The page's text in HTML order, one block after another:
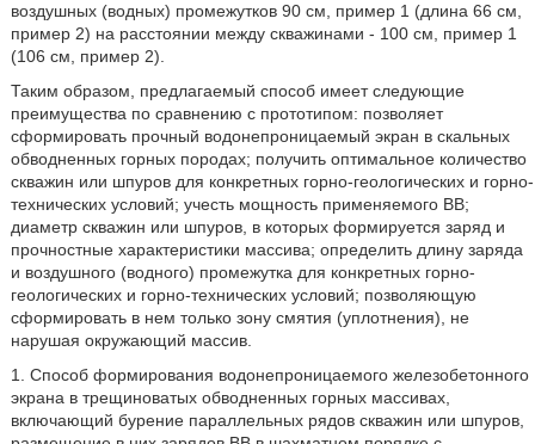
воздушных (водных) промежутков 90 см, пример 1 (длина 66 см,
пример 2) на расстоянии между скважинами - 100 см, пример 1
(106 см, пример 2).
Таким образом, предлагаемый способ имеет следующие
преимущества по сравнению с прототипом: позволяет
сформировать прочный водонепроницаемый экран в скальных
обводненных горных породах; получить оптимальное количество
скважин или шпуров для конкретных горно-геологических и горно-
технических условий; учесть мощность применяемого ВВ;
диаметр скважин или шпуров, в которых формируется заряд и
прочностные характеристики массива; определить длину заряда
и воздушного (водного) промежутка для конкретных горно-
геологических и горно-технических условий; позволяющую
сформировать в нем только зону смятия (уплотнения), не
нарушая окружающий массив.
1. Способ формирования водонепроницаемого железобетонного
экрана в трещиноватых обводненных горных массивах,
включающий бурение параллельных рядов скважин или шпуров,